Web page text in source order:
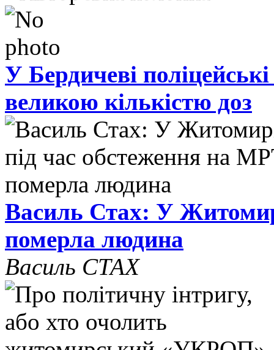
У Бердичеві
великою кількістю доз
Василь Стах: У
померла людина
Василь СТАХ